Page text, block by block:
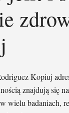
Kopiuj
znajdują się
wielu badaniach,